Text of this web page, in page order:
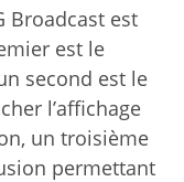
Broadcast est
est le
second est le
l’affichage
un troisième
permettant